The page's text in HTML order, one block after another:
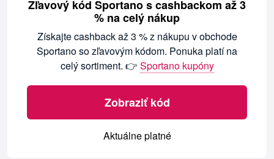
Zľavový kód Sportano s cashbackom až 3
% na celý nákup
Získajte cashback až 3 % z nákupu v obchode
Sportano so zľavovým kódom. Ponuka platí na
celý sortiment. 👉 Sportano kupóny
Zobraziť kód
Aktuálne platné